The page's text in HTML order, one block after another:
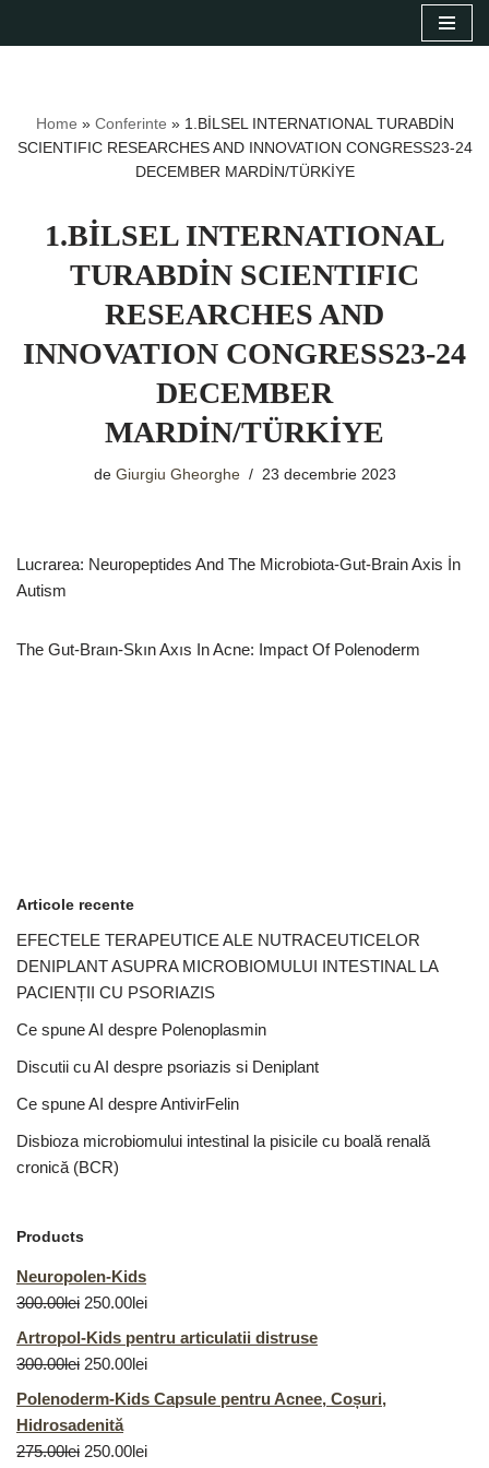
Home » Conferinte » 1.BİLSEL INTERNATIONAL TURABDİN
SCIENTIFIC RESEARCHES AND INNOVATION CONGRESS23-24
DECEMBER MARDİN/TÜRKİYE
1.BİLSEL INTERNATIONAL
TURABDİN SCIENTIFIC
RESEARCHES AND
INNOVATION CONGRESS23-24
DECEMBER
MARDİN/TÜRKİYE
de Giurgiu Gheorghe 23 decembrie 2023
Lucrarea: Neuropeptides And The Microbiota-Gut-Brain Axis İn
Autism
The Gut-Braın-Skın Axıs In Acne: Impact Of Polenoderm
Articole recente
EFECTELE TERAPEUTICE ALE NUTRACEUTICELOR
DENIPLANT ASUPRA MICROBIOMULUI INTESTINAL LA
PACIENȚII CU PSORIAZIS
Ce spune AI despre Polenoplasmin
Discutii cu AI despre psoriazis si Deniplant
Ce spune AI despre AntivirFelin
Disbioza microbiomului intestinal la pisicile cu boală renală
cronică (BCR)
Products
Neuropolen-Kids
300.00lei 250.00lei
Artropol-Kids pentru articulatii distruse
300.00lei 250.00lei
Polenoderm-Kids Capsule pentru Acnee, Coșuri,
Hidrosadenită
275.00lei 250.00lei